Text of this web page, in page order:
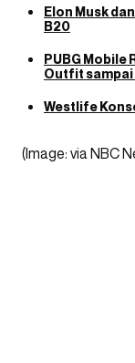
Elon Musk
B20
PUBG Mobile
Outfit
Westlife
(Image: via NBC